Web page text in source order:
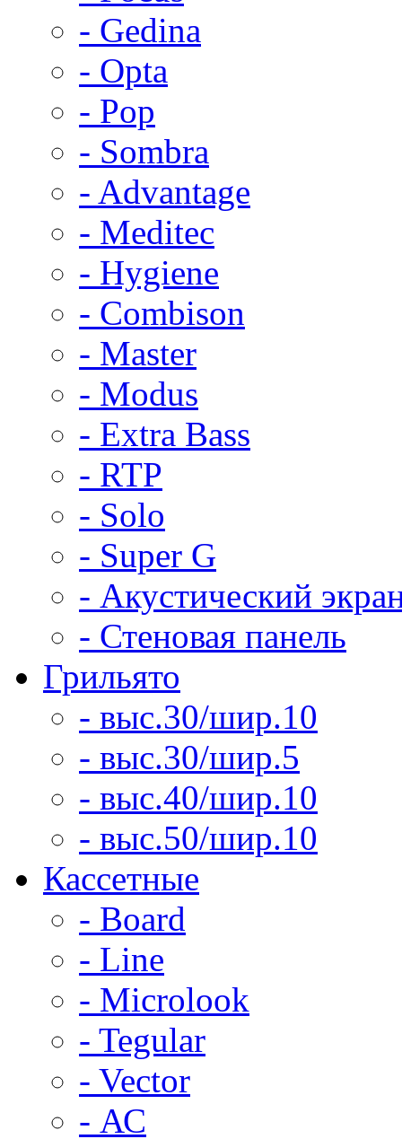
- Gedina
- Opta
- Pop
- Sombra
- Advantage
- Meditec
- Hygiene
- Combison
- Master
- Modus
- Extra Bass
- RTP
- Solo
- Super G
- Акустический
- Стеновая панель
Грильято
- выс.30/шир.10
- выс.30/шир.5
- выс.40/шир.10
- выс.50/шир.10
Кассетные
- Board
- Line
- Microlook
- Tegular
- Vector
- АС